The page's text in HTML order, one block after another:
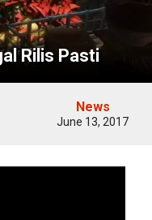
Rilis Pasti
News
June 13, 2017